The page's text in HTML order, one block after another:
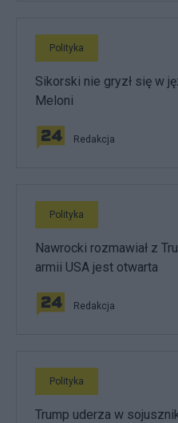
Polityka
Sikorski nie gryzł się w
Meloni
Redakcja
Polityka
Nawrocki rozmawiał z
armii USA jest otwarta
Redakcja
Polityka
Trump uderza w